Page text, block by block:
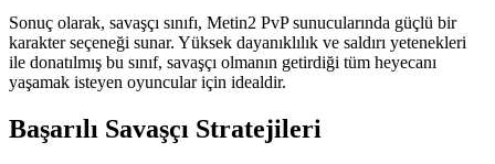
Sonuç olarak, savaşçı sınıfı, Metin2 PvP sunucularında güçlü bir
karakter seçeneği sunar. Yüksek dayanıklılık ve saldırı yetenekleri
ile donatılmış bu sınıf, savaşçı olmanın getirdiği tüm heyecanı
yaşamak isteyen oyuncular için idealdir.
Başarılı Savaşçı Stratejileri